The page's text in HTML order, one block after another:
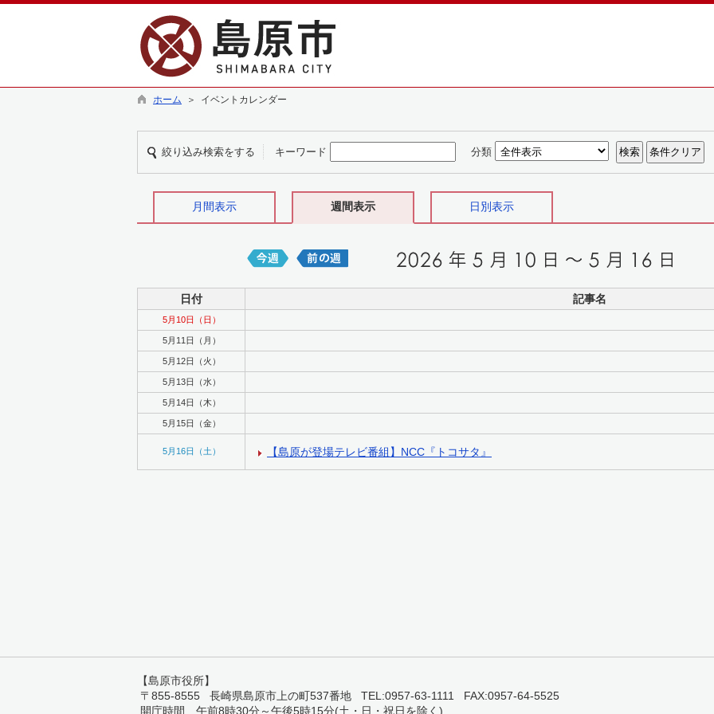
ホーム ＞ イベントカレンダー
絞り込み検索をする キーワード 分類
月間表示 週間表示 日別表示
日付 記事名
5月10日（日）
5月11日（月）
5月12日（火）
5月13日（水）
5月14日（木）
5月15日（金）
5月16日（土） 【島原が登場テレビ番組】NCC『トコサタ』
【島原市役所】
〒855-8555 長崎県島原市上の町537番地 TEL:0957-63-1111 FAX:0957-64-5525
開庁時間 午前8時30分～午後5時15分(土・日・祝日を除く)